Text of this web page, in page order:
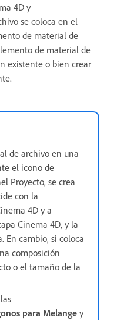
4D y
se coloca en el
de material de
de material de
existente o bien crear
de archivo en una
el icono de
Proyecto, se crea
con la
4D y a
Cinema 4D, y la
En cambio, si coloca
composición
o el tamaño de la
para Melangey